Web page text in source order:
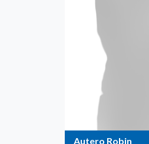
Autero Robin